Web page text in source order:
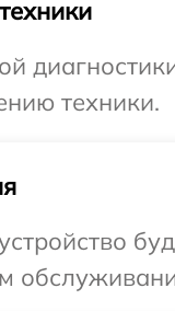
техники.